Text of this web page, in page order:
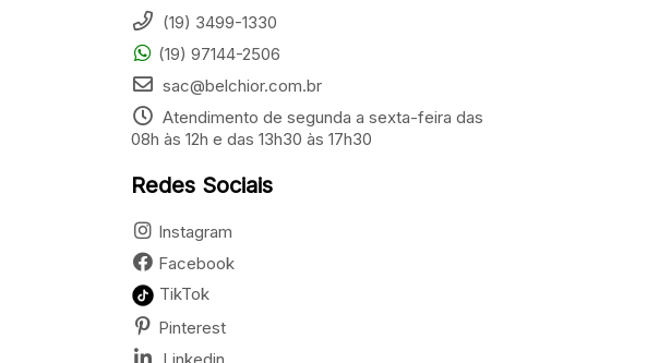
(19) 3499-1330
(19) 97144-2506
sac@belchior.com.br
Atendimento de segunda a sexta-feira das
08h às 12h e das 13h30 às 17h30
Redes Sociais
Instagram
Facebook
TikTok
Pinterest